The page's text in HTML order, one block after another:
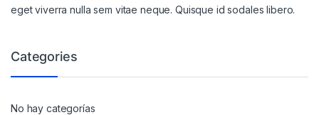
eget viverra nulla sem vitae neque. Quisque id sodales libero.
Categories
No hay categorías